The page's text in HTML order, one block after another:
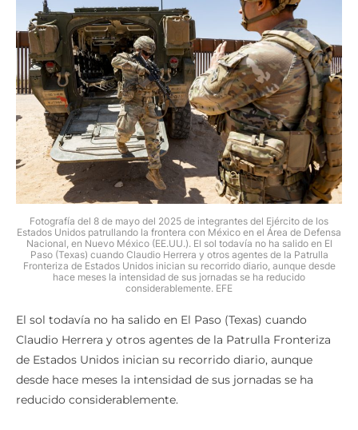
Fotografía del 8 de mayo del 2025 de integrantes del Ejército de los
Estados Unidos patrullando la frontera con México en el Área de Defensa
Nacional, en Nuevo México (EE.UU.). El sol todavía no ha salido en El
Paso (Texas) cuando Claudio Herrera y otros agentes de la Patrulla
Fronteriza de Estados Unidos inician su recorrido diario, aunque desde
hace meses la intensidad de sus jornadas se ha reducido
considerablemente. EFE
El sol todavía no ha salido en El Paso (Texas) cuando
Claudio Herrera y otros agentes de la Patrulla Fronteriza
de Estados Unidos inician su recorrido diario, aunque
desde hace meses la intensidad de sus jornadas se ha
reducido considerablemente.